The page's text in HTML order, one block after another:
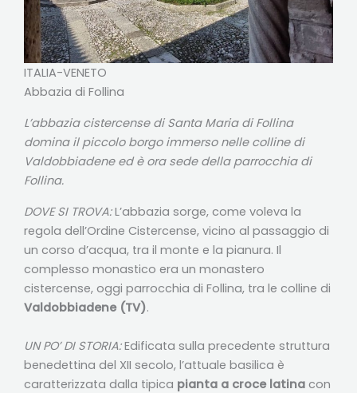
ITALIA-VENETO
Abbazia di Follina
L’abbazia cistercense di Santa Maria di Follina
domina il piccolo borgo immerso nelle colline di
Valdobbiadene ed è ora sede della parrocchia di
Follina.
DOVE SI TROVA:L’abbazia sorge, come voleva la
regola dell’Ordine Cistercense, vicino al passaggio di
un corso d’acqua, tra il monte e la pianura. Il
complesso monastico era un monastero
cistercense, oggi parrocchia di Follina, tra le colline di
Valdobbiadene (TV).
UN PO’ DI STORIA:Edificata sulla precedente struttura
benedettina del XII secolo, l’attuale basilica è
caratterizzata dalla tipica pianta a croce latina con